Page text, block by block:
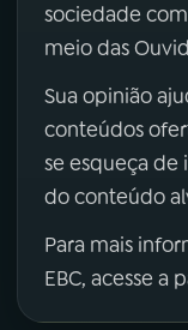
sociedade
meio das
Sua opinião
conteúdos
se esqueça de
do conteúdo
Para mais
EBC, acesse a